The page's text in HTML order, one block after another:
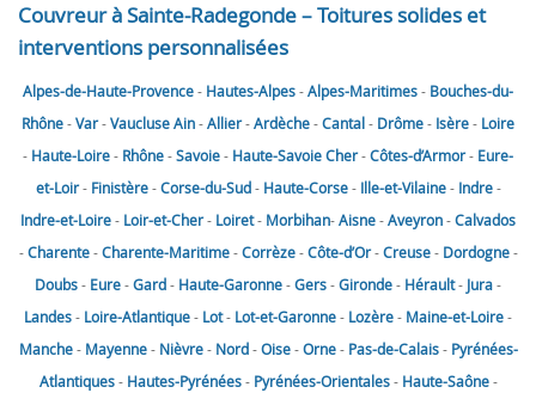
Couvreur à Sainte-Radegonde – Toitures solides et
interventions personnalisées
Alpes-de-Haute-Provence- Hautes-Alpes-Alpes-Maritimes- Bouches-du-
Rhône-Var-VaucluseAin-Allier-Ardèche-Cantal- Drôme- Isère- Loire
- Haute-Loire- Rhône-Savoie- Haute-SavoieCher-Côtes-d’Armor- Eure-
et-Loir- Finistère-Corse-du-Sud- Haute-Corse- Ille-et-Vilaine- Indre-
Indre-et-Loire- Loir-et-Cher- Loiret- Morbihan-Aisne-Aveyron-Calvados
-Charente-Charente-Maritime-Corrèze-Côte-d’Or-Creuse- Dordogne-
Doubs- Eure-Gard- Haute-Garonne-Gers-Gironde- Hérault- Jura-
Landes- Loire-Atlantique- Lot- Lot-et-Garonne- Lozère- Maine-et-Loire-
Manche- Mayenne- Nièvre- Nord-Oise-Orne- Pas-de-Calais- Pyrénées-
Atlantiques- Hautes-Pyrénées- Pyrénées-Orientales- Haute-Saône-